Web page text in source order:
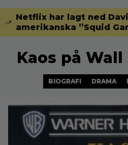
Netflix har lagt ned
amerikanska ”Squid
Kaos på
BIOGRAFI DRAMA